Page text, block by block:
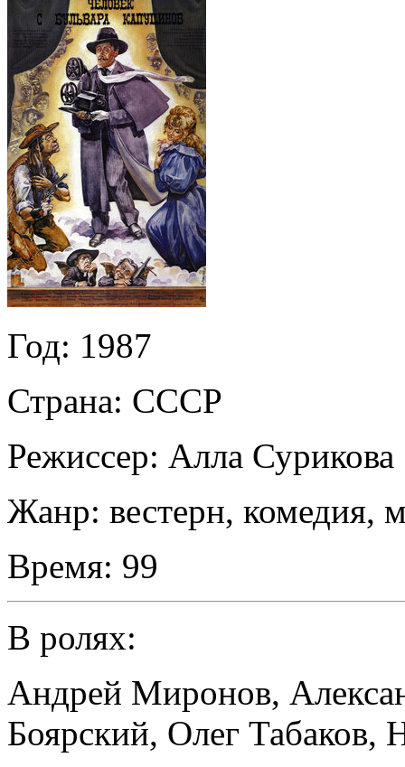
Год: 1987
Страна: СССР
Режиссер: Алла Сурикова
Жанр: вестерн, комедия,
Время: 99
В ролях:
Андрей Миронов,
Боярский, Олег Табаков,